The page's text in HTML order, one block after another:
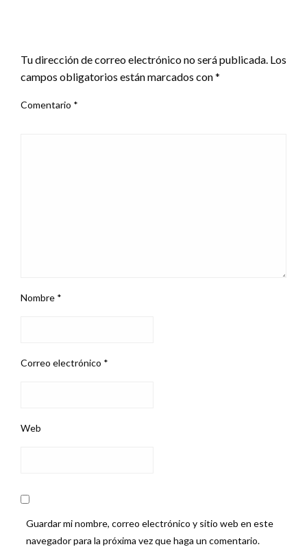
Tu dirección de correo electrónico no será publicada. Los
campos obligatorios están marcados con*
Comentario *
Nombre *
Correo electrónico *
Web
Guardar mi nombre, correo electrónico y sitio web en este
navegador para la próxima vez que haga un comentario.